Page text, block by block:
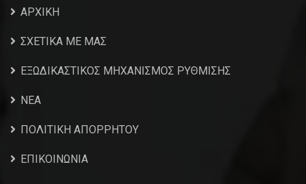
ΑΡΧΙΚΗ
ΣΧΕΤΙΚΑ ΜΕ ΜΑΣ
ΕΞΩΔΙΚΑΣΤΙΚΟΣ ΜΗΧΑΝΙΣΜΟΣ ΡΥΘΜΙΣΗΣ
NEA
ΠΟΛΙΤΙΚΗ ΑΠΟΡΡΗΤΟΥ
ΕΠΙΚΟΙΝΩΝΙΑ